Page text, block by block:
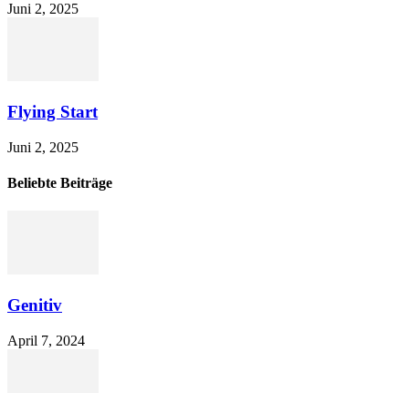
Juni 2, 2025
Flying Start
Juni 2, 2025
Beliebte Beiträge
Genitiv
April 7, 2024